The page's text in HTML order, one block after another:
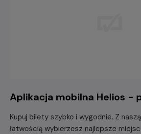
Aplikacja mobilna Helios -
Kupuj bilety szybko i wygodnie. Z
łatwością wybierzesz najlepsze